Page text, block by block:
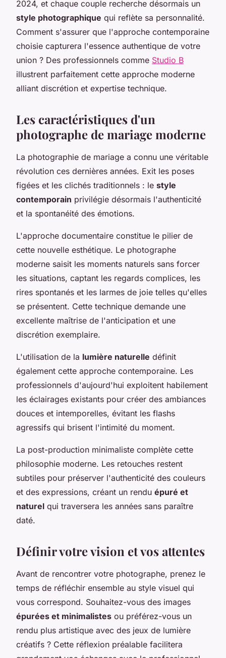
2024, et chaque couple recherche désormais un
style photographique qui reflète sa personnalité.
Comment s'assurer que l'approche contemporaine
choisie capturera l'essence authentique de votre
union ? Des professionnels comme Studio B
illustrent parfaitement cette approche moderne
alliant discrétion et expertise technique.
Les caractéristiques d'un
photographe de mariage moderne
La photographie de mariage a connu une véritable
révolution ces dernières années. Exit les poses
figées et les clichés traditionnels : le style
contemporain privilégie désormais l'authenticité
et la spontanéité des émotions.
L'approche documentaire constitue le pilier de
cette nouvelle esthétique. Le photographe
moderne saisit les moments naturels sans forcer
les situations, captant les regards complices, les
rires spontanés et les larmes de joie telles qu'elles
se présentent. Cette technique demande une
excellente maîtrise de l'anticipation et une
discrétion exemplaire.
L'utilisation de la lumière naturelle définit
également cette approche contemporaine. Les
professionnels d'aujourd'hui exploitent habilement
les éclairages existants pour créer des ambiances
douces et intemporelles, évitant les flashs
agressifs qui brisent l'intimité du moment.
La post-production minimaliste complète cette
philosophie moderne. Les retouches restent
subtiles pour préserver l'authenticité des couleurs
et des expressions, créant un rendu épuré et
naturel qui traversera les années sans paraître
daté.
Définir votre vision et vos attentes
Avant de rencontrer votre photographe, prenez le
temps de réfléchir ensemble au style visuel qui
vous correspond. Souhaitez-vous des images
épurées et minimalistes ou préférez-vous un
rendu plus artistique avec des jeux de lumière
créatifs ? Cette réflexion préalable facilitera